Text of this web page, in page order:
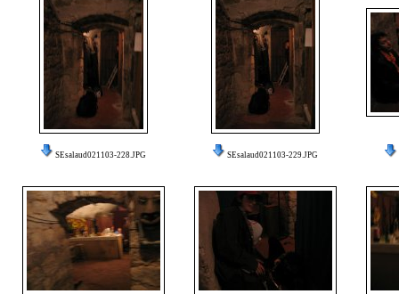
SEsalaud021103-228.JPG SEsalaud021103-229.JPG